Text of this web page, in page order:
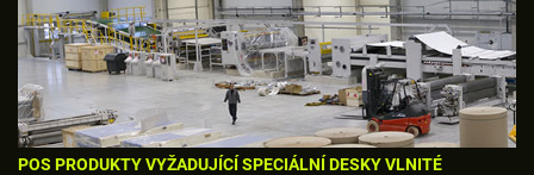
POS PRODUKTY VYŽADUJÍCÍ SPECIÁLNÍ DESKY VLNITÉ